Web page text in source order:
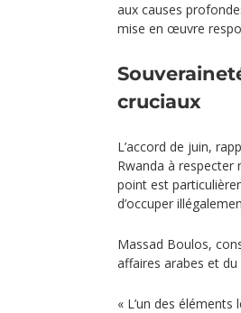
aux causes
mise en œuvre
cruciaux
L’accord de juin,
Rwanda à
point est
d’occuper
Massad Boulos,
affaires arabes et
« L’un des